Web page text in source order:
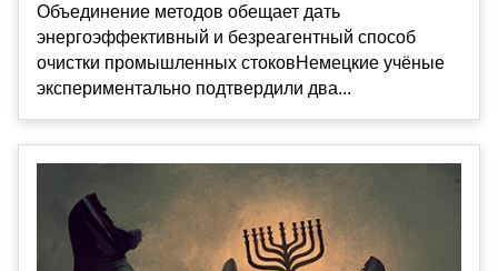
Объединение методов обещает дать
энергоэффективный и безреагентный способ
очистки промышленных стоковНемецкие учёные
экспериментально подтвердили два...